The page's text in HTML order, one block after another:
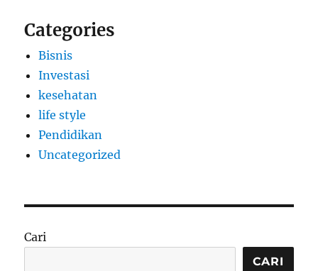
Categories
Bisnis
Investasi
kesehatan
life style
Pendidikan
Uncategorized
Cari
CARI